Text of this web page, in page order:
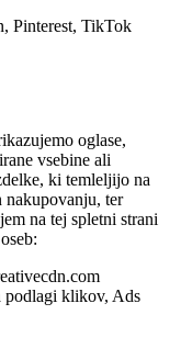
Pinterest, TikTok
oglase,
vsebine ali
ki temleljijo na
nakupovanju, ter
na tej spletni strani
podlagi klikov, Ads